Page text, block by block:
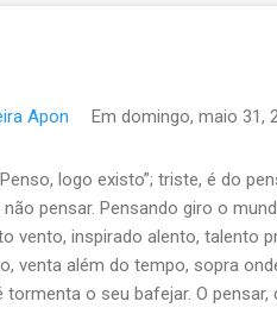
Apon Em domingo, maio 31,
logo existo”; triste, é do
pensar. Pensando giro o
vento, inspirado alento, talento
venta além do tempo, sopra
tormenta o seu bafejar. O